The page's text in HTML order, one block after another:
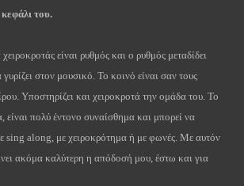
του.
είναι ρυθμός και ο ρυθμός μεταδίδει
γυρίζει στον μουσικό. Το κοινό είναι σαν τους
Υποστηρίζει και χειροκροτά την ομάδα του. Το
είναι πολύ έντονο συναίσθημα και μπορεί να
sing along, με χειροκρότημα ή με φωνές. Με αυτόν
ακόμα καλύτερη η απόδοσή μου, έστω και για